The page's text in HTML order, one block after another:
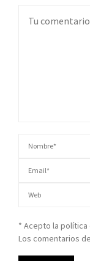
* Acepto la
Los comentarios